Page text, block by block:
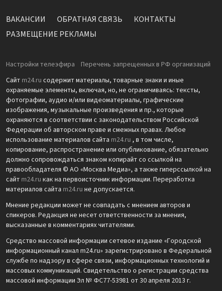
ВАКАНСИИ ОБРАТНАЯ СВЯЗЬ
КОНТАКТЫ
РАЗМЕЩЕНИЕ РЕКЛАМЫ
Настройки телеэфира
Перечень запрещенных в РФ организаций
Сайт m24.ru содержит материалы, товарные знаки и иные
охраняемые элементы, включая, но, не ограничиваясь: тексты,
фотографии, аудио и/или видеоматериалы, графические
изображения, музыкальные произведения и пр., которые
охраняются в соответствии с законодательством Российской
Федерации об авторском праве и смежных правах. Любое
использование материалов сайта m24.ru , в том числе,
копирование, распространение или опубликование, обязательно
должно сопровождаться знаком копирайт со ссылкой на
правообладателя © АО «Москва Медиа», а также гиперссылкой на
сайт m24.ru как на первоисточник информации. Переработка
материалов сайта m24.ru не допускается.
Мнение редакции может не совпадать с мнением авторов и
спикеров. Редакция не несет ответственности за мнения,
высказанные в комментариях читателями.
Средство массовой информации сетевое издание «Городской
информационный канал m24.ru» зарегистрировано в Федеральной
службе по надзору в сфере связи, информационных технологий и
массовых коммуникаций. Свидетельство о регистрации средства
массовой информации Эл № ФС77-53981 от 30 апреля 2013 г.